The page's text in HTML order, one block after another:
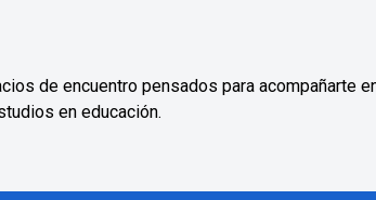
de encuentro pensados para acompañarte
en educación.